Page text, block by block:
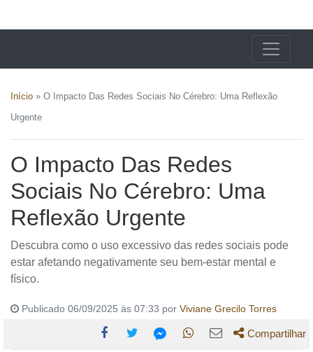
Início » O Impacto Das Redes Sociais No Cérebro: Uma Reflexão
Urgente
O Impacto Das Redes
Sociais No Cérebro: Uma
Reflexão Urgente
Descubra como o uso excessivo das redes sociais pode
estar afetando negativamente seu bem-estar mental e
físico.
Publicado 06/09/2025 às 07:33 por Viviane Grecilo Torres
Compartilhar